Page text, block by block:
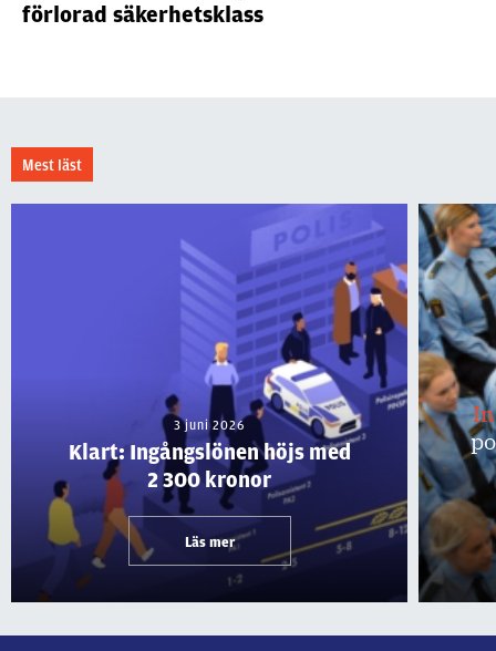
förlorad säkerhetsklass
Mest läst
3 juni 2026
Klart: Ingångslönen höjs med
2 300 kronor
Läs mer